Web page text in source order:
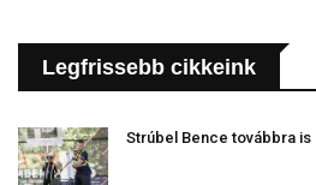
Legfrissebb cikkeink
Strúbel Bence továbbra